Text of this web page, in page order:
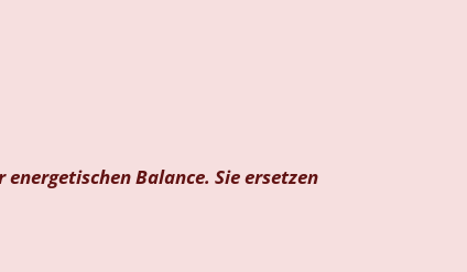
Balance. Sie ersetzen